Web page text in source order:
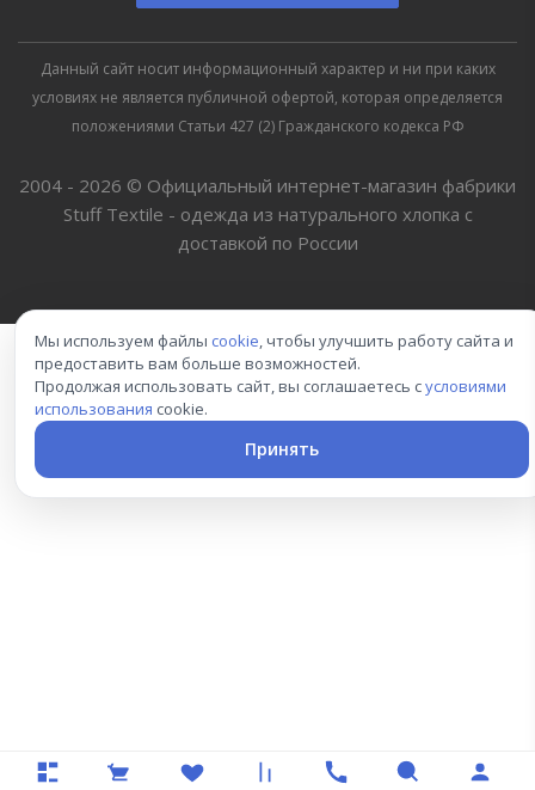
Данный сайт носит информационный характер и ни при каких
условиях не является публичной офертой, которая определяется
положениями Статьи 427 (2) Гражданского кодекса РФ
2004 - 2026 © Официальный интернет-магазин фабрики
Stuff Textile - одежда из натурального хлопка с
доставкой по России
Мы используем файлы cookie, чтобы улучшить работу сайта и
предоставить вам больше возможностей.
Продолжая использовать сайт, вы соглашаетесь сусловиями
использования cookie.
Принять